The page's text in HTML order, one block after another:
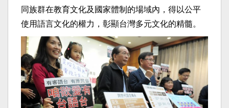
同族群在教育文化及國家體制的場域內，得以公平
使用語言文化的權力，彰顯台灣多元文化的精髓。